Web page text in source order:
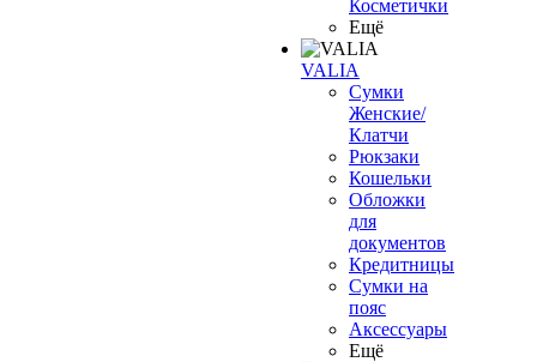
Косметички
Ещё
VALIA
Сумки
Женские/
Клатчи
Рюкзаки
Кошельки
Обложки
для
документов
Кредитницы
Сумки на
пояс
Аксессуары
Ещё